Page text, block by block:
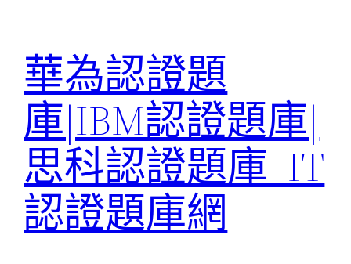
華為認證題
庫|IBM認證題庫|
思科認證題庫–IT
認證題庫網